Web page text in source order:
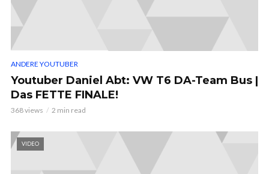
ANDERE YOUTUBER
Youtuber Daniel Abt: VW T6 DA-Team Bus |
Das FETTE FINALE!
368 views 2 min read
VIDEO